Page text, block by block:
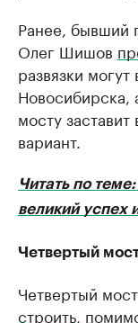
Ранее, бывший
Олег Шишов
развязки
Новосибирска,
мосту
вариант.
Читать по
великий успех
Четвертый
Четвертый
строить ,